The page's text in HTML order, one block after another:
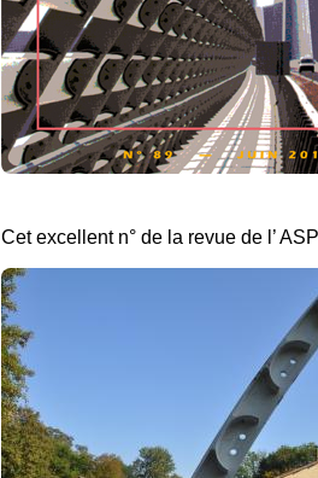
Cet excellent n° de la revue de l’